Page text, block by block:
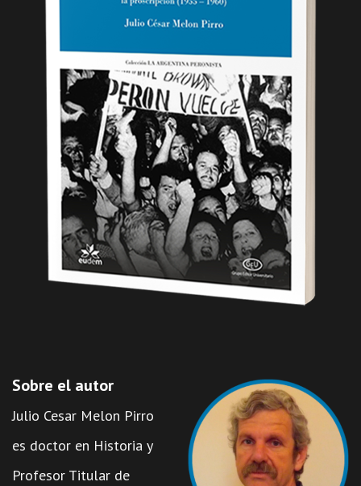
Sobre el autor
Julio Cesar Melon Pirro
es doctor en Historia y
Profesor Titular de